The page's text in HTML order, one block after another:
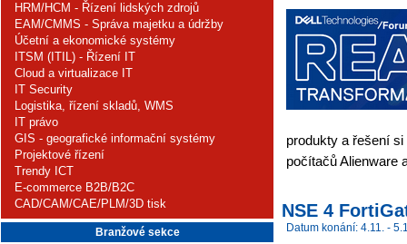
HRM/HCM - Řízení lidských zdrojů
EAM/CMMS - Správa majetku a údržby
Účetní a ekonomické systémy
ITSM (ITIL) - Řízení IT
Cloud a virtualizace IT
IT Security
Logistika, řízení skladů, WMS
IT právo
GIS - geografické informační systémy
Projektové řízení
Trendy ICT
E-commerce B2B/B2C
CAD/CAM/CAE/PLM/3D tisk
Branžové sekce
produkty a řešení
počítačů Alienware
NSE 4
Datum konání: 4.11. -